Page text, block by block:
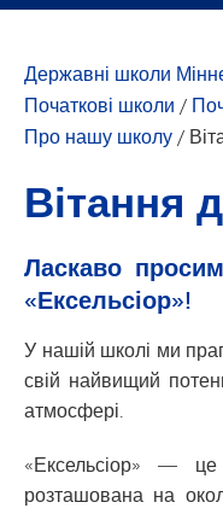
Державні школи
Початкові школи /
Про нашу школу /
Вітання
Ласкаво
«Ексельсіор»!
У нашій школі ми
свій найвищий
атмосфері.
«Ексельсіор» — це
розташована на